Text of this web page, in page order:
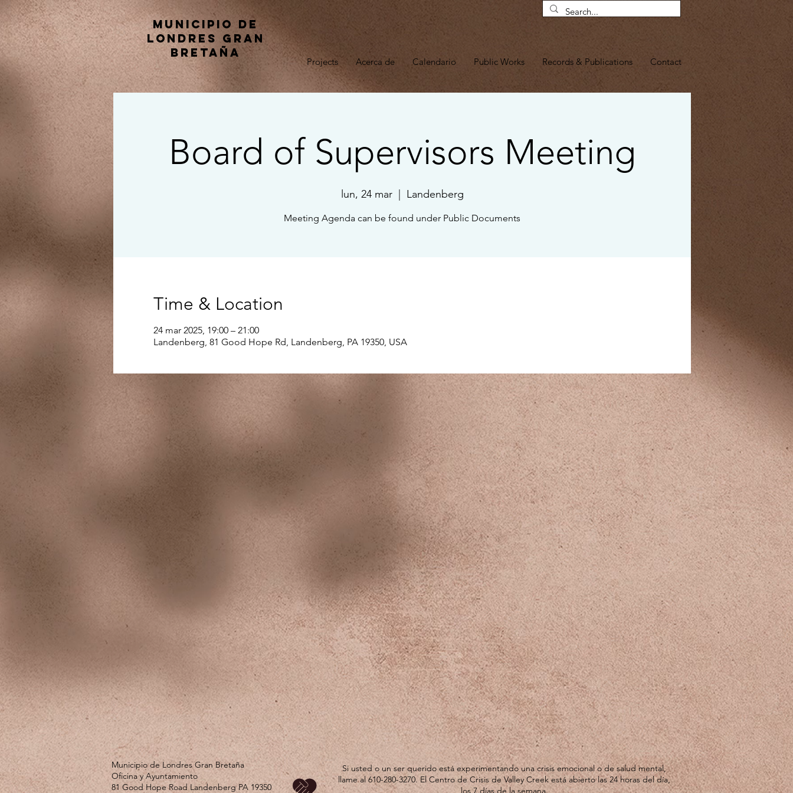
Municipio de
Londres Gran
Bretaña
Projects Acerca de Calendario Public Works Records & Publications Contact
Board of Supervisors Meeting
lun, 24 mar
  |
Landenberg
Meeting Agenda can be found under Public Documents
Time & Location
24 mar 2025, 19:00 – 21:00
Landenberg, 81 Good Hope Rd, Landenberg, PA 19350, USA
Municipio de Londres Gran Bretaña
Oficina y Ayuntamiento
81 Good Hope Road Landenberg PA 19350
Si usted o un ser querido está experimentando una crisis emocional o de salud mental,
llame al 610-280-3270. El Centro de Crisis de Valley Creek está abierto las 24 horas del día,
los 7 días de la semana.